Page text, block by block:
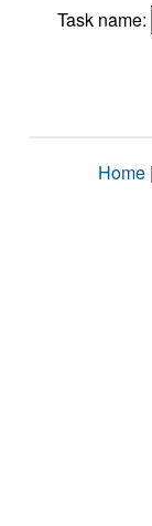
Task name:
Home |